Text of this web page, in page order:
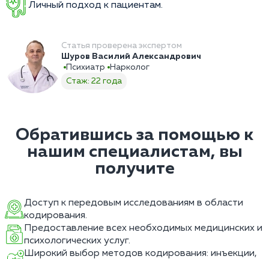
Личный подход к пациентам.
Статья проверена экспертом
Шуров Василий Александрович
Психиатр
Нарколог
Стаж: 22 года
Обратившись за помощью к
нашим специалистам, вы
получите
Доступ к передовым исследованиям в области
кодирования.
Предоставление всех необходимых медицинских и
психологических услуг.
Широкий выбор методов кодирования: инъекции,